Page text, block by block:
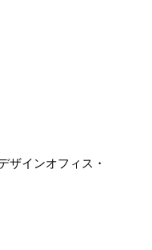
ザインオフィス・